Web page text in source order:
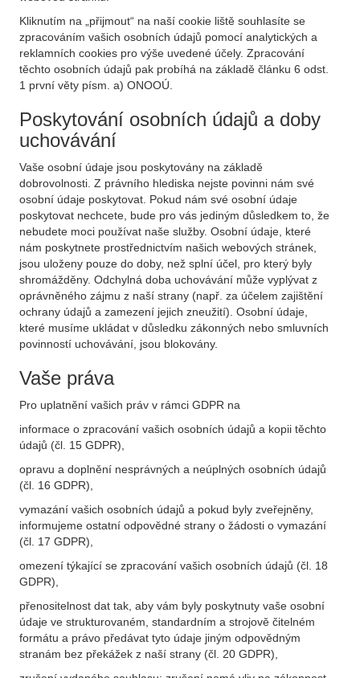
Kliknutím na „přijmout“ na naší cookie liště souhlasíte se
zpracováním vašich osobních údajů pomocí analytických a
reklamních cookies pro výše uvedené účely. Zpracování
těchto osobních údajů pak probíhá na základě článku 6 odst.
1 první věty písm. a) ONOOÚ.
Poskytování osobních údajů a doby
uchovávání
Vaše osobní údaje jsou poskytovány na základě
dobrovolnosti. Z právního hlediska nejste povinni nám své
osobní údaje poskytovat. Pokud nám své osobní údaje
poskytovat nechcete, bude pro vás jediným důsledkem to, že
nebudete moci používat naše služby. Osobní údaje, které
nám poskytnete prostřednictvím našich webových stránek,
jsou uloženy pouze do doby, než splní účel, pro který byly
shromážděny. Odchylná doba uchovávání může vyplývat z
oprávněného zájmu z naší strany (např. za účelem zajištění
ochrany údajů a zamezení jejich zneužití). Osobní údaje,
které musíme ukládat v důsledku zákonných nebo smluvních
povinností uchovávání, jsou blokovány.
Vaše práva
Pro uplatnění vašich práv v rámci GDPR na
informace o zpracování vašich osobních údajů a kopii těchto
údajů (čl. 15 GDPR),
opravu a doplnění nesprávných a neúplných osobních údajů
(čl. 16 GDPR),
vymazání vašich osobních údajů a pokud byly zveřejněny,
informujeme ostatní odpovědné strany o žádosti o vymazání
(čl. 17 GDPR),
omezení týkající se zpracování vašich osobních údajů (čl. 18
GDPR),
přenositelnost dat tak, aby vám byly poskytnuty vaše osobní
údaje ve strukturovaném, standardním a strojově čitelném
formátu a právo předávat tyto údaje jiným odpovědným
stranám bez překážek z naší strany (čl. 20 GDPR),